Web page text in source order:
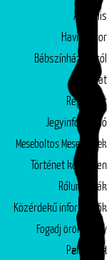
Aktuális
Havi műsor
Bábszínházunkról
Társulat
Repertoár
Jegyinformáció
Meseboltos Mesepéntek
Történet képekben
Rólunk írták
Közérdekű információk
Fogadj örökbe egy
előadást!
Partnerek